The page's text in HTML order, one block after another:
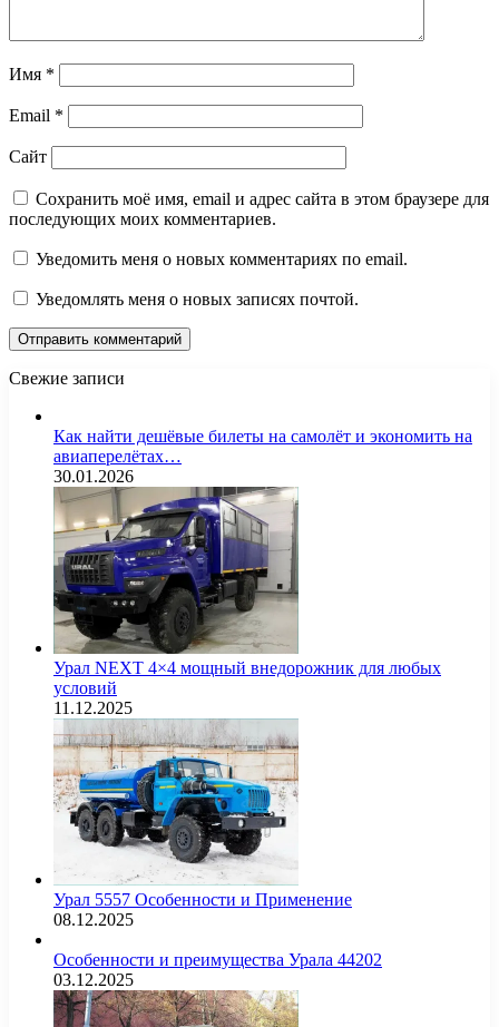
Имя *
Email *
Сайт
Сохранить моё имя, email и адрес сайта в этом браузере для
последующих моих комментариев.
Уведомить меня о новых комментариях по email.
Уведомлять меня о новых записях почтой.
Свежие записи
Как найти дешёвые билеты на самолёт и экономить на
авиаперелётах…
30.01.2026
Урал NEXT 4×4 мощный внедорожник для любых
условий
11.12.2025
Урал 5557 Особенности и Применение
08.12.2025
Особенности и преимущества Урала 44202
03.12.2025